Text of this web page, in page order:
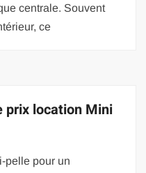
centrale. Souvent
ce
prix location Mini
pelle pour un